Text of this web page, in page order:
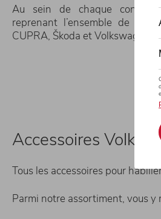
Au sein de chaque
reprenant l’ensemble de nos
CUPRA, Škoda et Volkswagen
Accessoires
Tous les accessoires pour
Parmi notre assortiment, vous